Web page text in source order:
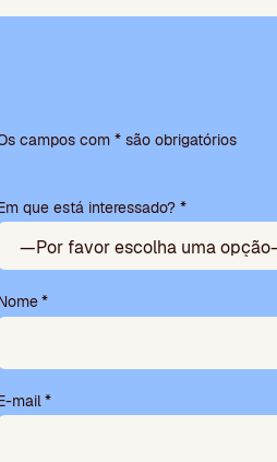
campos com * são obrigatórios
que está interessado? *
*
mail*